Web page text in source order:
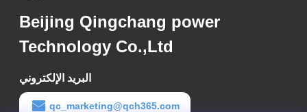
Beijing Qingchang power
Technology Co.,Ltd
البريد الإلكتروني
qc_marketing@qch365.com